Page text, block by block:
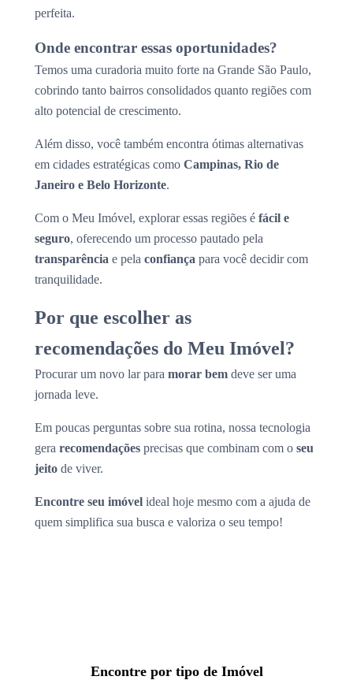
perfeita.
Onde encontrar essas oportunidades?
Temos uma curadoria muito forte na Grande São Paulo,
cobrindo tanto bairros consolidados quanto regiões com
alto potencial de crescimento.
Além disso, você também encontra ótimas alternativas
em cidades estratégicas como Campinas, Rio de
Janeiro e Belo Horizonte.
Com o Meu Imóvel, explorar essas regiões é fácil e
seguro, oferecendo um processo pautado pela
transparência e pela confiança para você decidir com
tranquilidade.
Por que escolher as
recomendações do Meu Imóvel?
Procurar um novo lar para morar bem deve ser uma
jornada leve.
Em poucas perguntas sobre sua rotina, nossa tecnologia
gera recomendações precisas que combinam com o seu
jeito de viver.
Encontre seu imóvel ideal hoje mesmo com a ajuda de
quem simplifica sua busca e valoriza o seu tempo!
Encontre por tipo de Imóvel